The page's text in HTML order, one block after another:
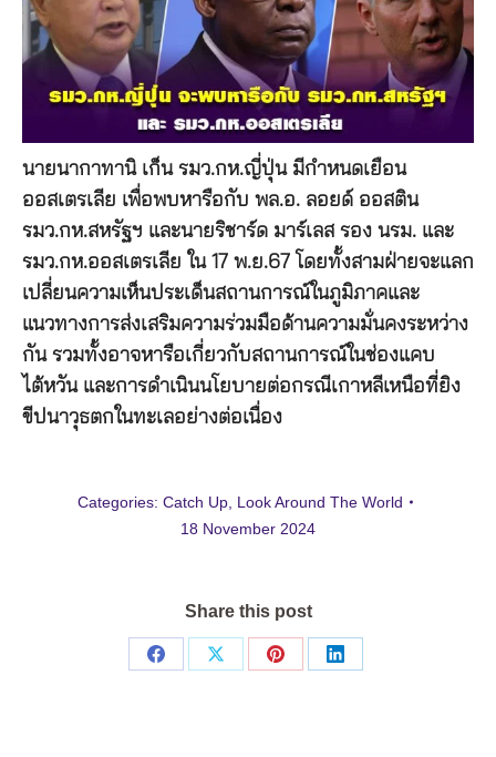
นายนากาทานิ เก็น รมว.กห.ญี่ปุ่น มีกำหนดเยือน
ออสเตรเลีย เพื่อพบหารือกับ พล.อ. ลอยด์ ออสติน
รมว.กห.สหรัฐฯ และนายริชาร์ด มาร์เลส รอง นรม. และ
รมว.กห.ออสเตรเลีย ใน 17 พ.ย.67 โดยทั้งสามฝ่ายจะแลก
เปลี่ยนความเห็นประเด็นสถานการณ์ในภูมิภาคและ
แนวทางการส่งเสริมความร่วมมือด้านความมั่นคงระหว่าง
กัน รวมทั้งอาจหารือเกี่ยวกับสถานการณ์ในช่องแคบ
ไต้หวัน และการดำเนินนโยบายต่อกรณีเกาหลีเหนือที่ยิง
ขีปนาวุธตกในทะเลอย่างต่อเนื่อง
Categories: Catch Up, Look Around The World
18 November 2024
Share this post
Share
Share
Share
Share